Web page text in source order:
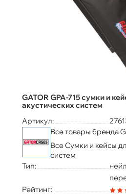
GATOR GPA-715 сумки и
акустических систем
Артикул:
Все товары бренда
Все Сумки и кейсы
систем
Тип:
Рейтинг: